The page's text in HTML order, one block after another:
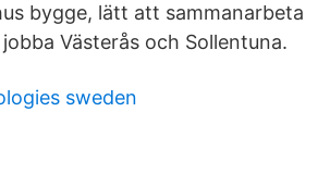
bygge, lätt att sammanarbeta
Västerås och Sollentuna.
sweden